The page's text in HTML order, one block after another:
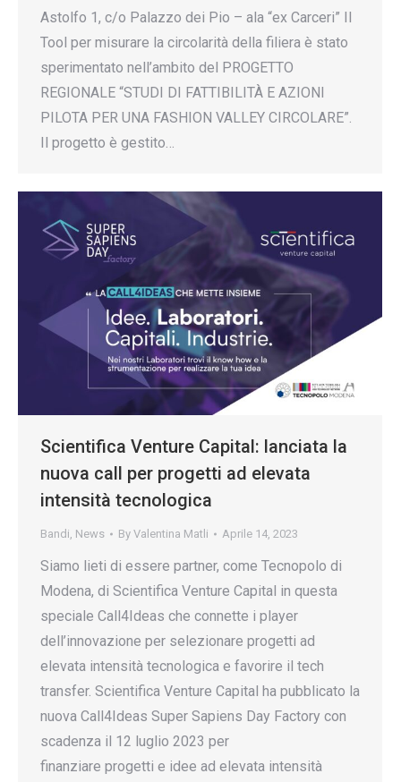
Astolfo 1, c/o Palazzo dei Pio – ala “ex Carceri” Il
Tool per misurare la circolarità della filiera è stato
sperimentato nell’ambito del PROGETTO
REGIONALE “STUDI DI FATTIBILITÀ E AZIONI
PILOTA PER UNA FASHION VALLEY CIRCOLARE”.
Il progetto è gestito…
Scientifica Venture Capital: lanciata la
nuova call per progetti ad elevata
intensità tecnologica
Bandi, News By Valentina Matli Aprile 14, 2023
Siamo lieti di essere partner, come Tecnopolo di
Modena, di Scientifica Venture Capital in questa
speciale Call4Ideas che connette i player
dell’innovazione per selezionare progetti ad
elevata intensità tecnologica e favorire il tech
transfer. Scientifica Venture Capital ha pubblicato la
nuova Call4Ideas Super Sapiens Day Factory con
scadenza il 12 luglio 2023 per
finanziare progetti e idee ad elevata intensità